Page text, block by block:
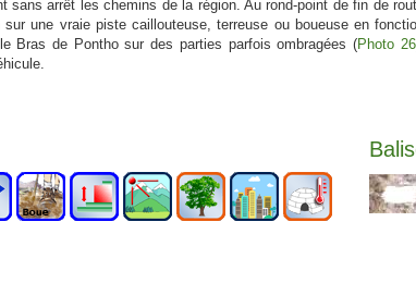
arrêt les chemins de la région. Au rond-point de fin de
une vraie piste caillouteuse, terreuse ou boueuse en
Bras de Pontho sur des parties parfois ombragées (Photo 26